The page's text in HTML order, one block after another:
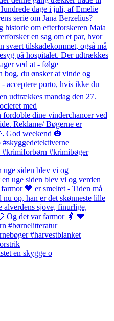
siden blev vi og
en skygge o